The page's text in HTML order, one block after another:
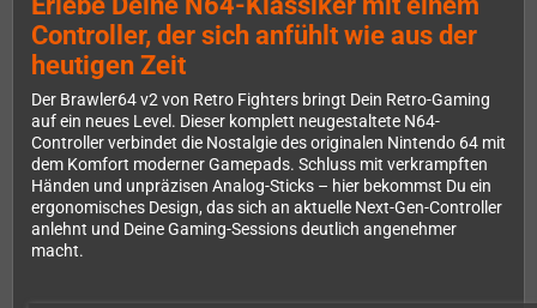
Controller, der sich anfühlt wie aus der
heutigen Zeit
Der Brawler64 v2 von Retro Fighters bringt Dein Retro-Gaming
auf ein neues Level. Dieser komplett neugestaltete N64-
Controller verbindet die Nostalgie des originalen Nintendo 64 mit
dem Komfort moderner Gamepads. Schluss mit verkrampften
Händen und unpräzisen Analog-Sticks – hier bekommst Du ein
ergonomisches Design, das sich an aktuelle Next-Gen-Controller
anlehnt und Deine Gaming-Sessions deutlich angenehmer
macht.